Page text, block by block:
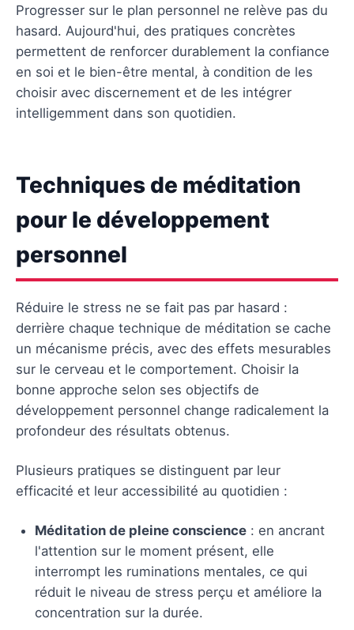
Exercices pratiques pour booster la confiance
Pratiques de bien-être mental au quotidien
Questions fréquentes
Progresser sur le plan personnel ne relève pas du
hasard. Aujourd'hui, des pratiques concrètes
permettent de renforcer durablement la confiance
en soi et le bien-être mental, à condition de les
choisir avec discernement et de les intégrer
intelligemment dans son quotidien.
Techniques de méditation
pour le développement
personnel
Réduire le stress ne se fait pas par hasard :
derrière chaque technique de méditation se cache
un mécanisme précis, avec des effets mesurables
sur le cerveau et le comportement. Choisir la
bonne approche selon ses objectifs de
développement personnel change radicalement la
profondeur des résultats obtenus.
Plusieurs pratiques se distinguent par leur
efficacité et leur accessibilité au quotidien :
Méditation de pleine conscience : en ancrant
l'attention sur le moment présent, elle
interrompt les ruminations mentales, ce qui
réduit le niveau de stress perçu et améliore la
concentration sur la durée.